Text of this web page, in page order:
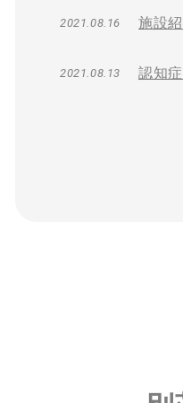
2021.08.16 施設
2021.08.13 認知